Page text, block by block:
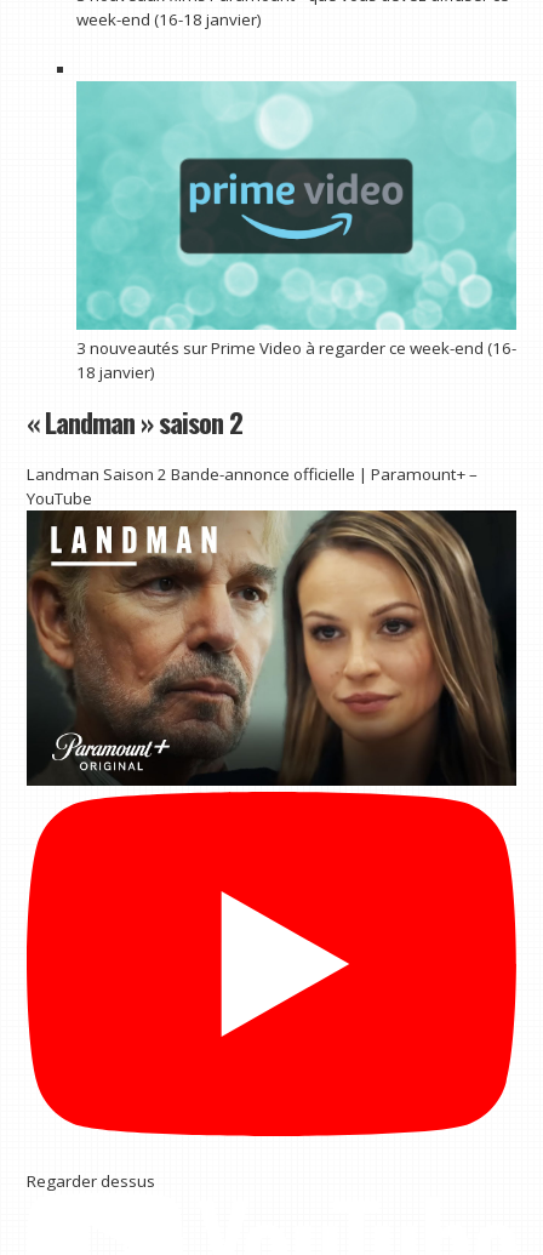
week-end (16-18 janvier)
3 nouveautés sur Prime Video à regarder ce week-end (16-
18 janvier)
« Landman » saison 2
Landman Saison 2 Bande-annonce officielle | Paramount+ –
YouTube
Regarder dessus